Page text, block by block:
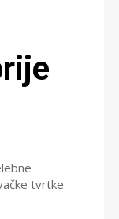
tvrtke